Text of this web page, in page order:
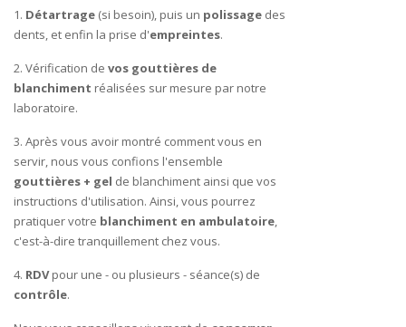
1. Détartrage (si besoin), puis un polissage des
dents, et enfin la prise d'empreintes.
2. Vérification de vos gouttières de
blanchiment réalisées sur mesure par notre
laboratoire.
3. Après vous avoir montré comment vous en
servir, nous vous confions l'ensemble
gouttières + gel de blanchiment ainsi que vos
instructions d'utilisation. Ainsi, vous pourrez
pratiquer votre blanchiment en ambulatoire,
c'est-à-dire tranquillement chez vous.
4. RDVpour une - ou plusieurs - séance(s) de
contrôle.